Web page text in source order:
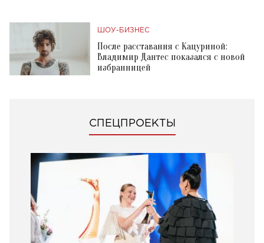
ШОУ-БИЗНЕС
После расставания с Кацуриной:
Владимир Дантес показался с новой
избранницей
СПЕЦПРОЕКТЫ